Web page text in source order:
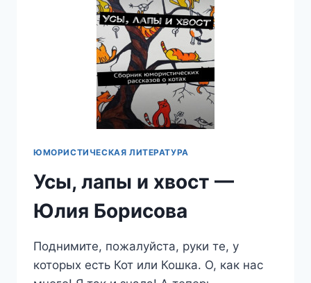
З.
ТРАВИЛО
ЮМОРИСТИЧЕСКАЯ ЛИТЕРАТУРА
Усы, лапы и хвост —
Юлия Борисова
Поднимите, пожалуйста, руки те, у
которых есть Кот или Кошка. О, как нас